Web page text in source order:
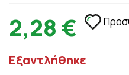
2,28 €
Εξαντλήθηκε